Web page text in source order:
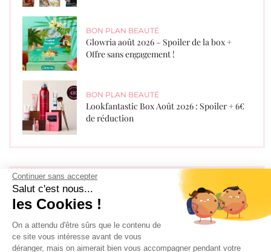
Continuer sans accepter
Salut c'est nous...
les Cookies !
On a attendu d'être sûrs que le contenu de
ce site vous intéresse avant de vous
déranger, mais on aimerait bien vous accompagner pendant votre
BON PLAN BEAUTÉ
Glowria août 2026 – Spoiler de la box +
Offre sans engagement !
BON PLAN BEAUTÉ
Lookfantastic Box Août 2026 : Spoiler + 6€
de réduction
Recevez les derniers bons plans par